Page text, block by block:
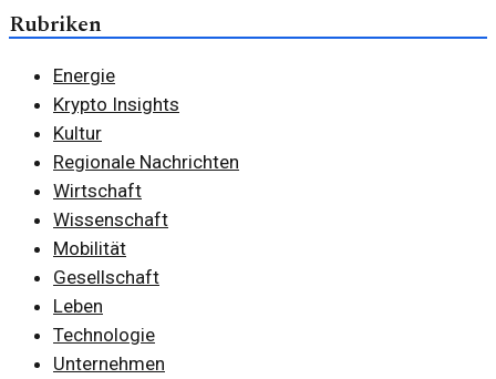
Rubriken
Energie
Krypto Insights
Kultur
Regionale Nachrichten
Wirtschaft
Wissenschaft
Mobilität
Gesellschaft
Leben
Technologie
Unternehmen